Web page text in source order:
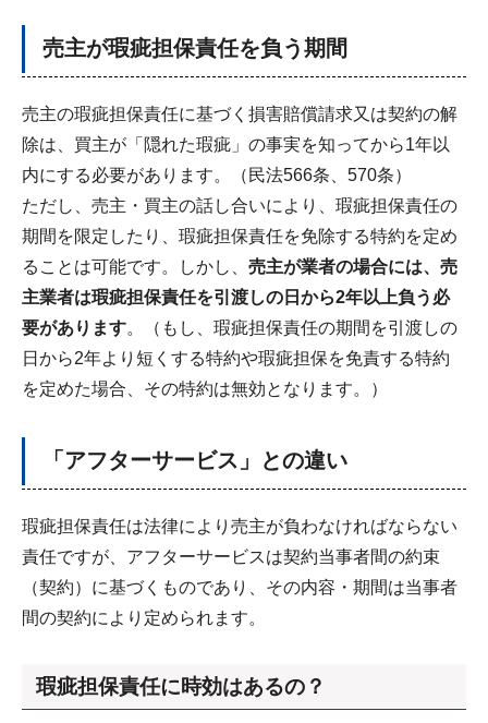
売主が瑕疵担保責任を負う期間
売主の瑕疵担保責任に基づく損害賠償請求又は契約の解
除は、買主が「隠れた瑕疵」の事実を知ってから1年以
内にする必要があります。（民法566条、570条）
ただし、売主・買主の話し合いにより、瑕疵担保責任の
期間を限定したり、瑕疵担保責任を免除する特約を定め
ることは可能です。しかし、 売主が業者の場合には、売
主業者は瑕疵担保責任を引渡しの日から2年以上負う必
要があります。（もし、瑕疵担保責任の期間を引渡しの
日から2年より短くする特約や瑕疵担保を免責する特約
を定めた場合、その特約は無効となります。）
「アフターサービス」との違い
瑕疵担保責任は法律により売主が負わなければならない
責任ですが、アフターサービスは契約当事者間の約束
（契約）に基づくものであり、その内容・期間は当事者
間の契約により定められます。
瑕疵担保責任に時効はあるの？